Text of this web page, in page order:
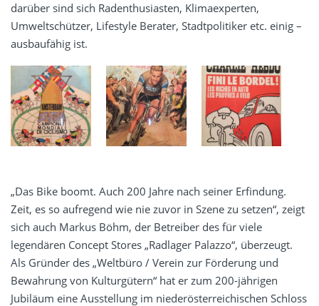
darüber sind sich Radenthusiasten, Klimaexperten,
Umweltschützer, Lifestyle Berater, Stadtpolitiker etc. einig –
ausbaufähig ist.
„Das Bike boomt. Auch 200 Jahre nach seiner Erfindung.
Zeit, es so aufregend wie nie zuvor in Szene zu setzen“, zeigt
sich auch Markus Böhm, der Betreiber des für viele
legendären Concept Stores „Radlager Palazzo“, überzeugt.
Als Gründer des „Weltbüro / Verein zur Förderung und
Bewahrung von Kulturgütern“ hat er zum 200-jährigen
Jubiläum eine Ausstellung im niederösterreichischen Schloss